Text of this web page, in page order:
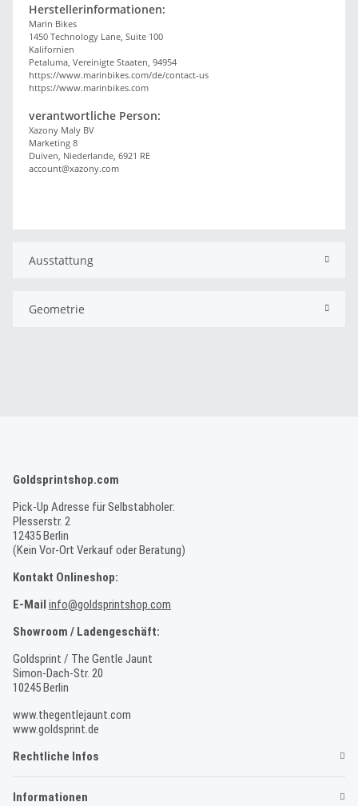
Herstellerinformationen:
Marin Bikes
1450 Technology Lane, Suite 100
Kalifornien
Petaluma, Vereinigte Staaten, 94954
https://www.marinbikes.com/de/contact-us
https://www.marinbikes.com
verantwortliche Person:
Xazony Maly BV
Marketing 8
Duiven, Niederlande, 6921 RE
account@xazony.com
Ausstattung
Geometrie
Goldsprintshop.com
Pick-Up Adresse für Selbstabholer:
Plesserstr. 2
12435 Berlin
(Kein Vor-Ort Verkauf oder Beratung)
Kontakt Onlineshop:
E-Mail info@goldsprintshop.com
Showroom / Ladengeschäft:
Goldsprint / The Gentle Jaunt
Simon-Dach-Str. 20
10245 Berlin
www.thegentlejaunt.com
www.goldsprint.de
Rechtliche Infos
Informationen